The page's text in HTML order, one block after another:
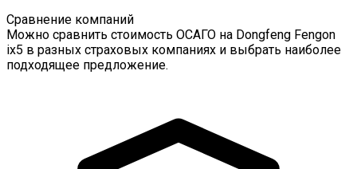
Сравнение компаний
Можно сравнить стоимость ОСАГО на Dongfeng Fengon
ix5 в разных страховых компаниях и выбрать наиболее
подходящее предложение.